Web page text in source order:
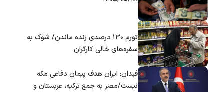
تورم ۱۳۰ درصدی زنده ماندن/ شوک به
سفره‌های خالی کارگران
فیدان: ایران هدف پیمان دفاعی مکه
نیست/مصر به جمع ترکیه، عربستان و